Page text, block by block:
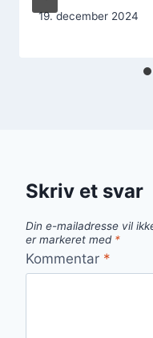
19. december 2024
Skriv et svar
Din e-mailadresse vil
er markeret med *
Kommentar *